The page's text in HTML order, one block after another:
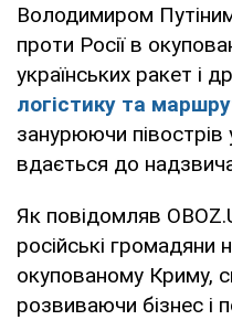
Володимиром
проти Росії в
українських ракет і
логістику та
занурюючи півострів
вдається до
Як повідомляв
російські громадяни
окупованому Криму,
розвиваючи бізнес і